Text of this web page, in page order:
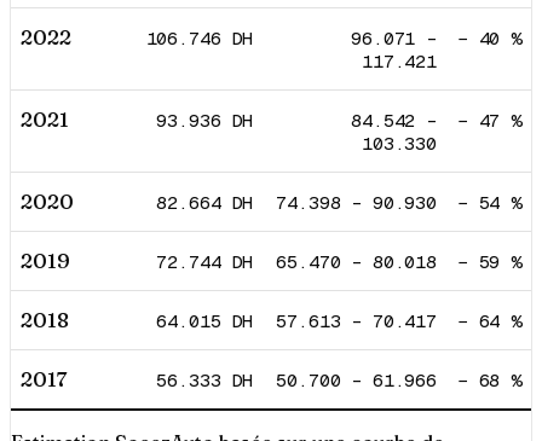
2022 106.746 DH 96.071 –
117.421
− 40 %
2021 93.936 DH 84.542 –
103.330
− 47 %
2020 82.664DH 74.398 – 90.930 − 54 %
2019 72.744DH 65.470 – 80.018 − 59 %
2018 64.015 DH 57.613 – 70.417 − 64 %
2017 56.333 DH 50.700 – 61.966 − 68 %